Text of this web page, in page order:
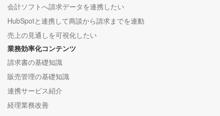
会計ソフトへ請求データを連携したい
HubSpotと連携して商談から請求までを連動
売上の見通しを可視化したい
業務効率化コンテンツ
請求書の基礎知識
販売管理の基礎知識
連携サービス紹介
経理業務改善